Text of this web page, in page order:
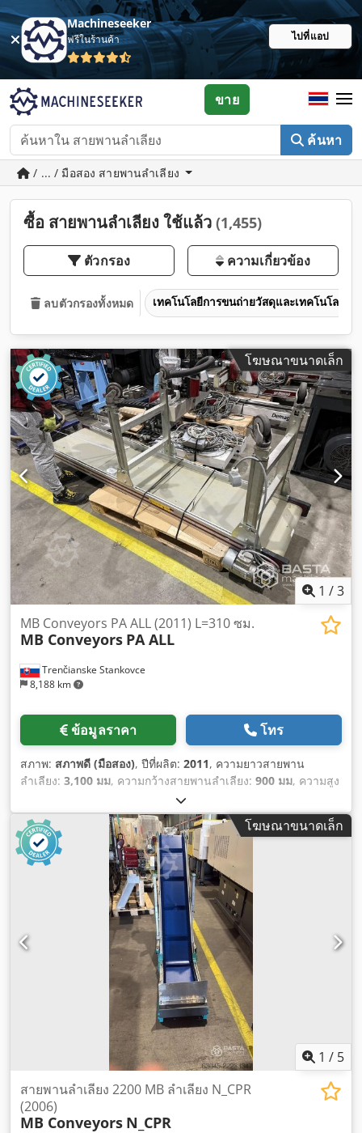
Machineseeker
ฟรีในร้านค้า ไปที่แอป
ค้นหา
ขาย
/ ... / มือสอง สายพานลำเลียง
ซื้อ สายพานลำเลียง ใช้แล้ว (1,455)
ตัวกรอง ความเกี่ยวข้อง
ลบตัวกรองทั้งหมด เทคโนโลยีการขนถ่ายวัสดุและเทคโนโลยีร
โฆษณาขนาดเล็ก
1 /3
Trenčianske Stankovce
8,188 km
MB Conveyors PA ALL (2011) L=310 ซม.
MB Conveyors PA ALL
ข้อมูลราคา โทร
สภาพ: สภาพดี (มือสอง), ปีที่ผลิต: 2011, ความยาวสายพาน
ลำเลียง: 3,100 มม, ความกว้างสายพานลำเลียง: 900 มม, ความสูง
, อุปกรณ์:มีแผ่นป้ายประเภท, เอกสาร
ประกอบ / คู่มือ,
โฆษณาขนาดเล็ก
1 / 5
สายพานลำเลียง 2200 MB ลำเลียง N_CPR
(2006)
MB Conveyors N_CPR